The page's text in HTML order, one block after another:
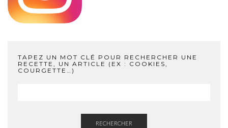
TAPEZ UN MOT CLÉ POUR RECHERCHER UNE
RECETTE, UN ARTICLE (EX : COOKIES,
COURGETTE…)
RECHERCHER